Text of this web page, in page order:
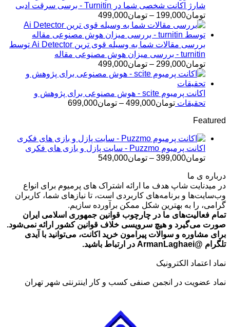
تومان145,000
تا
تومان399,000
شارژ اکانت شخصی شما در Turnitin - برسی سرقت ادبی
تومان199,000
– تومان499,000محدوده
قیمت:
تومان199,000
تا
تومان499,000
بررسی مقالات شما به وسیله قوی ترین Ai Detector توسط
turnitin - بررسی میزان هوش مصنوعی مقاله
تومان299,000
– تومان499,000محدوده
قیمت:
تا
تومان499,000
اکانت پرمیوم scite - هوش مصنوعی برای پژوهش و
تحقیقات تومان499,000
– تومان699,000محدوده
تومان699,000
Featured
اکانت پرمیوم Puzzmo - سایت پازل و بازی های فکری
تومان399,000
– تومان549,000
تا
تومان549,000
درباره ی ما
در میدنایت شاپ هدف ما ارائه اشتراک های پرمیوم برای انواع
وب‌سایت‌ها و برنامه‌های کاربردی است، تا نیازهای شما، کاربران
گرامی، را به بهترین شکل ممکن برآورده سازیم.
تمام فعالیت‌های ما در چارچوب قوانین جمهوری اسلامی ایران
صورت می‌گیرد و هیچ سرویسی خلاف قوانین کشور ارائه نمی‌شود.
برای مشاوره و سوالات پیرامون خرید اکانت، می‌توانید با آیدی
تلگرام @ArmanLaghaei در ارتباط باشید.
نماد اعتماد الکترونیک
نماد عضویت در انجمن صنفی کسب و کار اینترنتی شهر تهران